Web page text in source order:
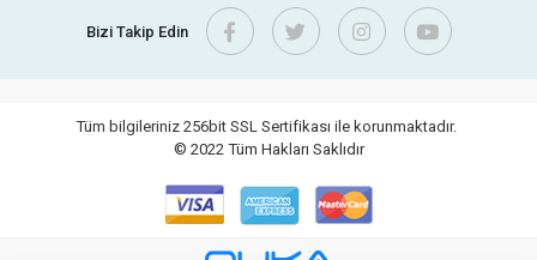
Bizi Takip Edin
Tüm bilgileriniz 256bit SSL Sertifikası ile korunmaktadır.
© 2022 Tüm Hakları Saklıdır